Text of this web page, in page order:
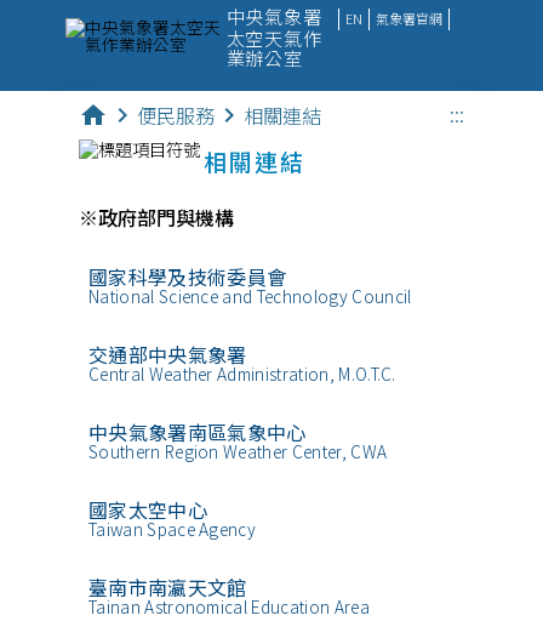
中央氣象署
太空天氣作
業辦公室
EN 氣象署官網
太空天氣
監測數據
預報產品
便民服務
home chevron_right 便民服務 chevron_right 相關連結 :::
相關連結
※政府部門與機構
國家科學及技術委員會
National Science and Technology Council
交通部中央氣象署
Central Weather Administration, M.O.T.C.
中央氣象署南區氣象中心
Southern Region Weather Center, CWA
國家太空中心
Taiwan Space Agency
臺南市南瀛天文館
Tainan Astronomical Education Area